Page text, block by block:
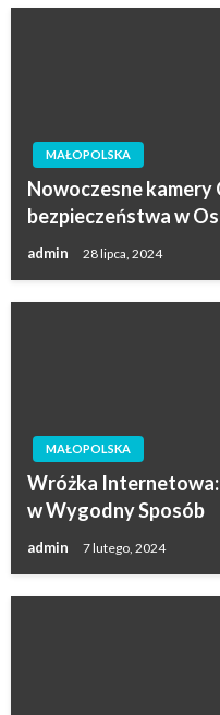
MAŁOPOLSKA
Nowoczesne kamery
bezpieczeństwa w
admin 28 lipca, 2024
MAŁOPOLSKA
Wróżka Internetowa:
w Wygodny Sposób
admin 7 lutego, 2024